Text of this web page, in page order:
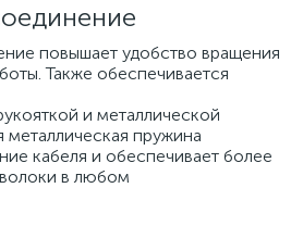
повышает удобство вращения
Также обеспечивается
и металлической
пружина
кабеля и обеспечивает более
в любом